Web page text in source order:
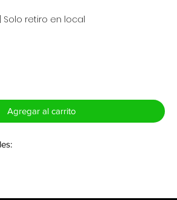
Solo retiro en local
Agregar al carrito